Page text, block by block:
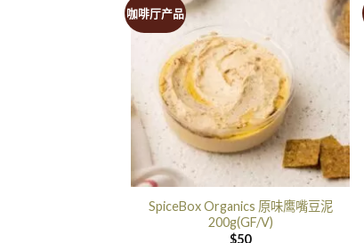
咖啡厅产品
SpiceBox Organics 原味鹰嘴豆泥
200g(GF/V)
$50